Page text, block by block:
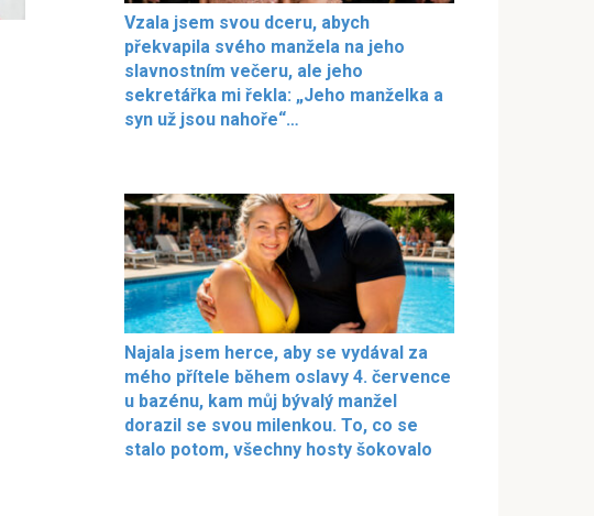
Vzala jsem svou dceru, abych
překvapila svého manžela na jeho
slavnostním večeru, ale jeho
sekretářka mi řekla: „Jeho manželka a
syn už jsou nahoře“…
Najala jsem herce, aby se vydával za
mého přítele během oslavy 4. července
u bazénu, kam můj bývalý manžel
dorazil se svou milenkou. To, co se
stalo potom, všechny hosty šokovalo